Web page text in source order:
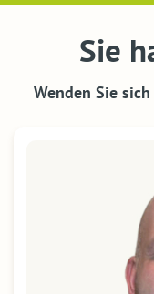
Sie
Wenden Sie